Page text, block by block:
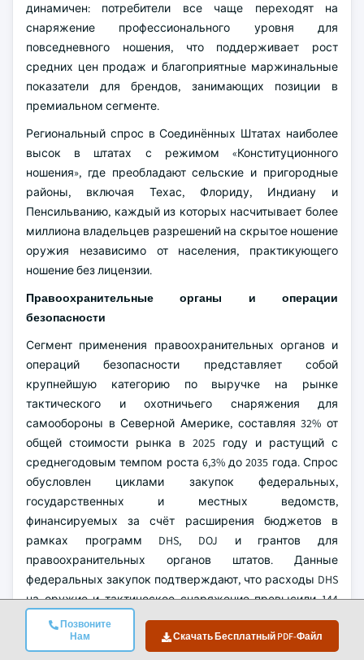
Позвоните
Нам
Скачать Бесплатный PDF-Файл
динамичен: потребители все чаще переходят на
снаряжение профессионального уровня для
повседневного ношения, что поддерживает рост
средних цен продаж и благоприятные маржинальные
показатели для брендов, занимающих позиции в
премиальном сегменте.
Региональный спрос в Соединённых Штатах наиболее
высок в штатах с режимом «Конституционного
ношения», где преобладают сельские и пригородные
районы, включая Техас, Флориду, Индиану и
Пенсильванию, каждый из которых насчитывает более
миллиона владельцев разрешений на скрытое ношение
оружия независимо от населения, практикующего
ношение без лицензии.
Правоохранительные органы и операции
безопасности
Сегмент применения правоохранительных органов и
операций безопасности представляет собой
крупнейшую категорию по выручке на рынке
тактического и охотничьего снаряжения для
самообороны в Северной Америке, составляя 32% от
общей стоимости рынка в 2025 году и растущий с
среднегодовым темпом роста 6,3% до 2035 года. Спрос
обусловлен циклами закупок федеральных,
государственных и местных ведомств,
финансируемых за счёт расширения бюджетов в
рамках программ DHS, DOJ и грантов для
правоохранительных органов штатов. Данные
федеральных закупок подтверждают, что расходы DHS
на оружие и тактическое снаряжение превысили 144
миллиона долларов США в 2025 году, при этом контракт
FBI на сумму 690 миллионов долларов США (STEAL)